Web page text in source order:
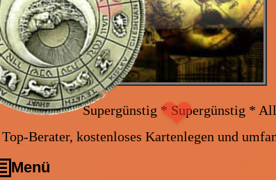
* Supergünstig * Alle Netze gleicher
Berater, kostenloses Kartenlegen und
Menü